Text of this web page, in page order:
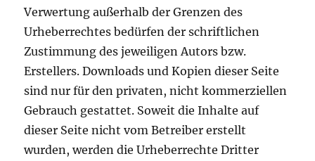
Verwertung außerhalb der Grenzen des
Urheberrechtes bedürfen der schriftlichen
Zustimmung des jeweiligen Autors bzw.
Erstellers. Downloads und Kopien dieser Seite
sind nur für den privaten, nicht kommerziellen
Gebrauch gestattet. Soweit die Inhalte auf
dieser Seite nicht vom Betreiber erstellt
wurden, werden die Urheberrechte Dritter